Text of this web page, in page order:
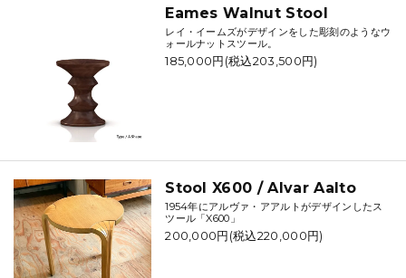
Eames Walnut Stool
レイ・イームズがデザインをした彫刻のようなウ
ォールナットスツール。
185,000円(税込203,500円)
Stool X600 / Alvar Aalto
1954年にアルヴァ・アアルトがデザインしたス
ツール「X600」
200,000円(税込220,000円)